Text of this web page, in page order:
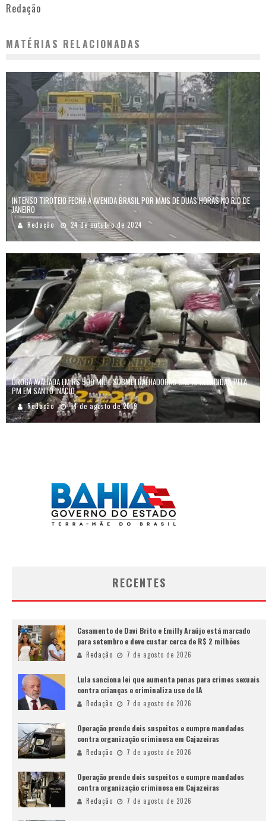
Redação
MATÉRIAS RELACIONADAS
INTENSO TIROTEIO FECHA A AVENIDA BRASIL POR MAIS DE DUAS HORAS NO RIO DE
JANEIRO
Redação 24 de outubro de 2024
DROGA AVALIADA EM R$ 500 MIL E SUBMETRALHADORAS SÃO APREENDIDAS PELA
PM EM SANTO INÁCIO
Redação 14 de agosto de 2019
RECENTES
Casamento de Davi Brito e Emilly Araújo está marcado
para setembro e deve custar cerca de R$ 2 milhões
Redação 7 de agosto de 2026
Lula sanciona lei que aumenta penas para crimes sexuais
contra crianças e criminaliza uso de IA
Redação 7 de agosto de 2026
Operação prende dois suspeitos e cumpre mandados
contra organização criminosa em Cajazeiras
Redação 7 de agosto de 2026
Operação prende dois suspeitos e cumpre mandados
contra organização criminosa em Cajazeiras
Redação 7 de agosto de 2026